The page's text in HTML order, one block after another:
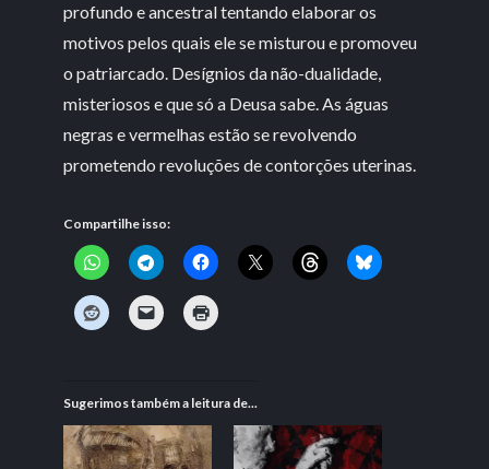
profundo e ancestral tentando elaborar os
motivos pelos quais ele se misturou e promoveu
o patriarcado. Desígnios da não-dualidade,
misteriosos e que só a Deusa sabe. As águas
negras e vermelhas estão se revolvendo
prometendo revoluções de contorções uterinas.
Compartilhe isso:
Sugerimos também a leitura de...